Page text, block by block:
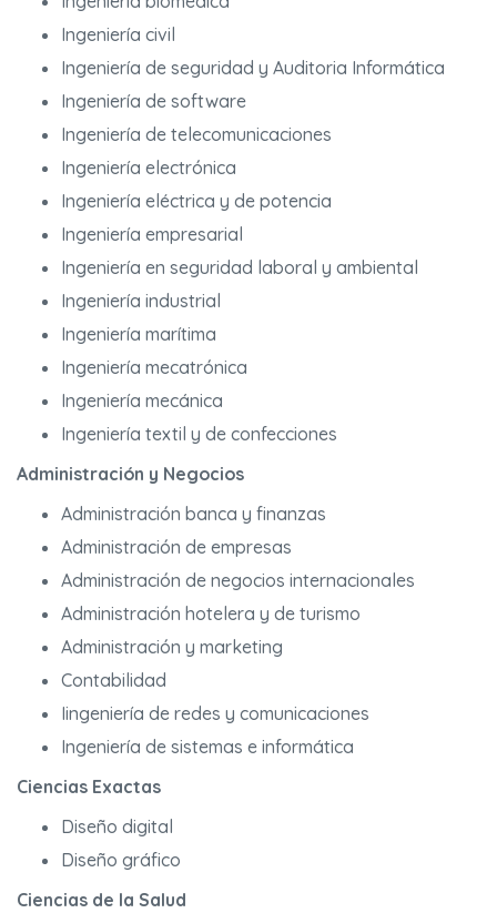
Ingeniería civil
Ingeniería de seguridad y Auditoria Informática
Ingeniería de software
Ingeniería de telecomunicaciones
Ingeniería electrónica
Ingeniería eléctrica y de potencia
Ingeniería empresarial
Ingeniería en seguridad laboral y ambiental
Ingeniería industrial
Ingeniería marítima
Ingeniería mecatrónica
Ingeniería mecánica
Ingeniería textil y de confecciones
Administración y Negocios
Administración banca y finanzas
Administración de empresas
Administración de negocios internacionales
Administración hotelera y de turismo
Administración y marketing
Contabilidad
Iingeniería de redes y comunicaciones
Ingeniería de sistemas e informática
Ciencias Exactas
Diseño digital
Diseño gráfico
Ciencias de la Salud